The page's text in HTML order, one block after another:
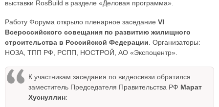
выставки RosBuild в разделе «Деловая программа».
Работу Форума открыло пленарное заседание VI
Всероссийского совещания по развитию жилищного
строительства в Российской Федерации. Организаторы:
НОЗА, ТПП РФ, РСПП, НОСТРОЙ, АО «Экспоцентр».
К участникам заседания по видеосвязи обратился
заместитель Председателя Правительства РФ Марат
Хуснуллин: